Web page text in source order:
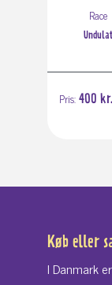
Race
Undulat
Pris: 400 kr.
Køb eller
I Danmark